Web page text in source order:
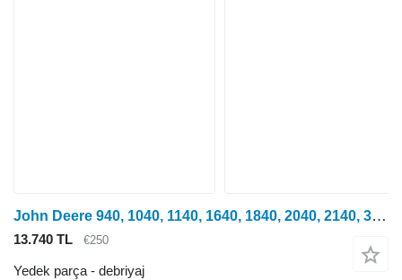
John Deere 940, 1040, 1140, 1640, 1840, 2040, 2140, 3040, 3140, 2150, 2255, 2750, 2950, 840, 3640, 3150, 3050, 3350, 1350, 2955, 2755, 2355, 2555, 2450, 2650, 1950, 3650, 3155, 3055, 1850, 1950, 2450, 2650, 2850, 3150, 3350 tekerlekli traktör için John Deere 40 ve 50 Serisi Dört Tekerlekten Çekiş Debriyajı L39840, L34058
13.740 TL €250
Yedek parça - debriyaj